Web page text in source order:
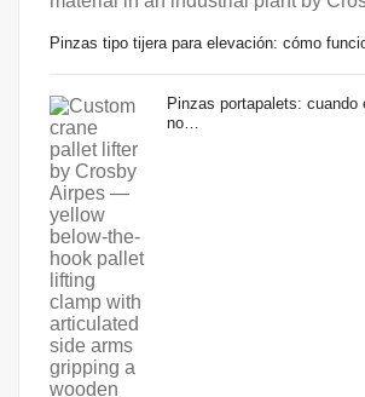
Pinzas tipo tijera para elevación: cómo
Pinzas portapalets: cuando
no…